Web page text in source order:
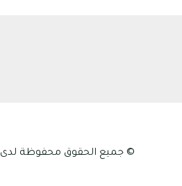
© جميع الحقوق محفوظة لدى كلية علوم